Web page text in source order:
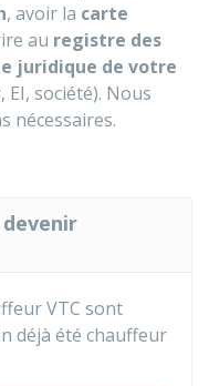
, avoir la carte
au registre des
juridique de votre
EI, société). Nous
nécessaires.
VTC sont
déjà été chauffeur